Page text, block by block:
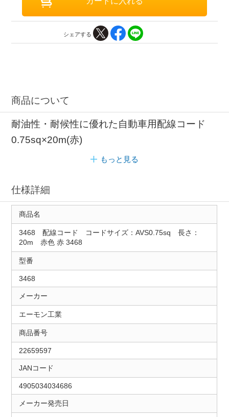
シェアする
商品について
耐油性・耐候性に優れた自動車用配線コード
0.75sq×20m(赤)
もっと見る
仕様詳細
商品名
3468 配線コード コードサイズ：AVS0.75sq 長さ：
20m 赤色 赤 3468
型番
3468
メーカー
エーモン工業
商品番号
22659597
JANコード
4905034034686
メーカー発売日